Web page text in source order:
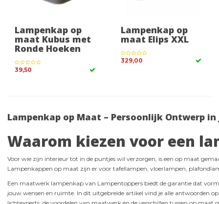
Lampenkap op
maat Kubus met
Ronde Hoeken
39,50
Lampenkap op
maat Elips XXL
329,00
Lampenkap op Maat – Persoonlijk Ontwerp
Waarom kiezen voor een
Voor wie zijn interieur tot in de puntjes wil verzorgen, is een op maat
Lampenkappen op maat zijn er voor tafellampen, vloerlampen,
Een maatwerk lampenkap van Lampentoppers biedt de garantie dat
jouw wensen en ruimte. In dit uitgebreide artikel vind je alle antwoorden